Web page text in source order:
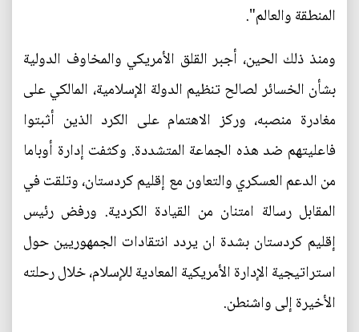
المنطقة والعالم".
ومنذ ذلك الحين، أجبر القلق الأمريكي والمخاوف الدولية
بشأن الخسائر لصالح تنظيم الدولة الإسلامية، المالكي على
مغادرة منصبه، وركز الاهتمام على الكرد الذين أثبتوا
فاعليتهم ضد هذه الجماعة المتشددة. وكثفت إدارة أوباما
من الدعم العسكري والتعاون مع إقليم كردستان، وتلقت في
المقابل رسالة امتنان من القيادة الكردية. ورفض رئيس
إقليم كردستان بشدة ان يردد انتقادات الجمهوريين حول
استراتيجية الإدارة الأمريكية المعادية للإسلام، خلال رحلته
الأخيرة إلى واشنطن.